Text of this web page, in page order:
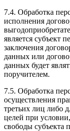
7.4. Обработка
исполнения
является субъект
заключения
данных или
данных будет
поручителем.
7.5. Обработка
осуществления
третьих лиц либо
целей при
свободы субъекта